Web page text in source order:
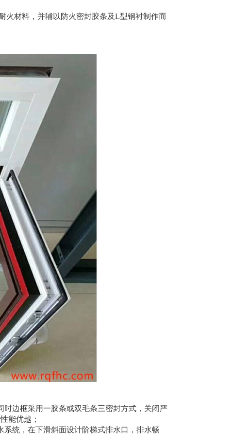
火材料，并辅以防火密封胶条及L型钢衬制作而
边框采用一胶条或双毛条三密封方式，关闭严
能优越；
统，在下滑斜面设计阶梯式排水口，排水畅